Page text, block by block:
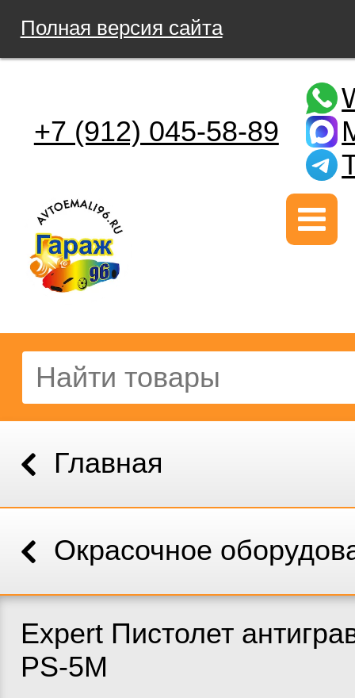
Полная версия сайта
+7 (912) 045-58-89
Главная
Окрасочное
Expert Пистолет
PS-5M